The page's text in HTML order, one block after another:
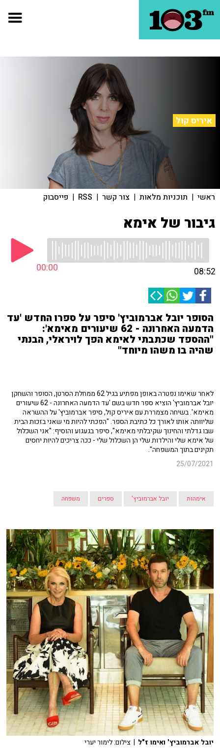
איריס קול
ראשי | תוכניות מלאות | צור קשר |
RSS
| פייסבוק
גיבור של אימא
00:00 08:52
הסופר יובל אברמוביץ' סיפר על ספרו החדש 'עד
הדמעה האחרונה - 62 שיעורים מאימא':
"ההספד שכתבתי לאימא הפך לויראלי, הבנתי
שהיה בו משהו מיוחד"
לאחר שאימו נפטרה באופן מפתיע בגיל 62 ממחלת הסרטן, הסופר והשחקן
יובל אברמוביץ' הוציא ספר חדש בשם 'עד הדמעה האחרונה - 62 שיעורים
מאימא'. בשיחה מצמררת עם איריס קול, סיפר אברמוביץ' על ההשראה
שליוותה אותו לאורך כל כתיבת הספר. "הפכתי להיות מי שאני בזכות הבית
שבו גדלתי והחינוך שקיבלתי מאימא", סיפר בגעגוע והוסיף: "אני השכלול
של אימא שלי והילדות שלי הן השכלול שלי - ככה צריכים להיות יחסים
תקינים בתוך המשפחה".
25/07/2021
אימהות יובל אברמוביץ' ספרים משפחה
יובל אברמוביץ' ואימו ז"ל | צילום: לימור יערי